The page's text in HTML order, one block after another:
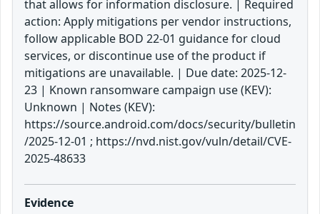
that allows for information disclosure. | Required
action: Apply mitigations per vendor instructions,
follow applicable BOD 22-01 guidance for cloud
services, or discontinue use of the product if
mitigations are unavailable. | Due date: 2025-12-
23 | Known ransomware campaign use (KEV):
Unknown | Notes (KEV):
https://source.android.com/docs/security/bulletin
/2025-12-01 ; https://nvd.nist.gov/vuln/detail/CVE-
2025-48633
Evidence